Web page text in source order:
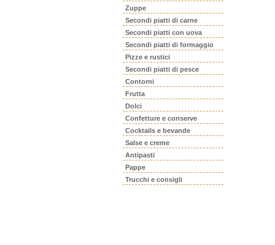
Zuppe
Secondi piatti di carne
Secondi piatti con uova
Secondi piatti di formaggio
Pizze e rustici
Secondi piatti di pesce
Contorni
Frutta
Dolci
Confetture e conserve
Cocktails e bevande
Salse e creme
Antipasti
Pappe
Trucchi e consigli